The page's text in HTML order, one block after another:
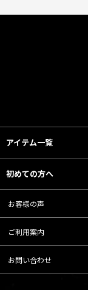
アイテム一覧
初めての方へ
お客様の声
ご利用案内
お問い合わせ